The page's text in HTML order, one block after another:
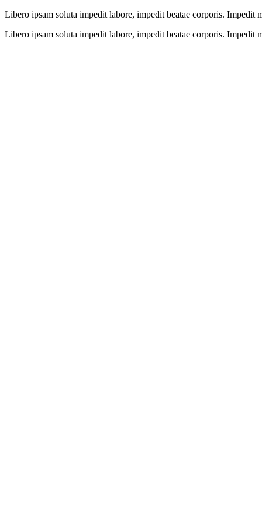
Libero ipsam soluta impedit labore, impedit beatae corporis. Impedit
Libero ipsam soluta impedit labore, impedit beatae corporis. Impedit